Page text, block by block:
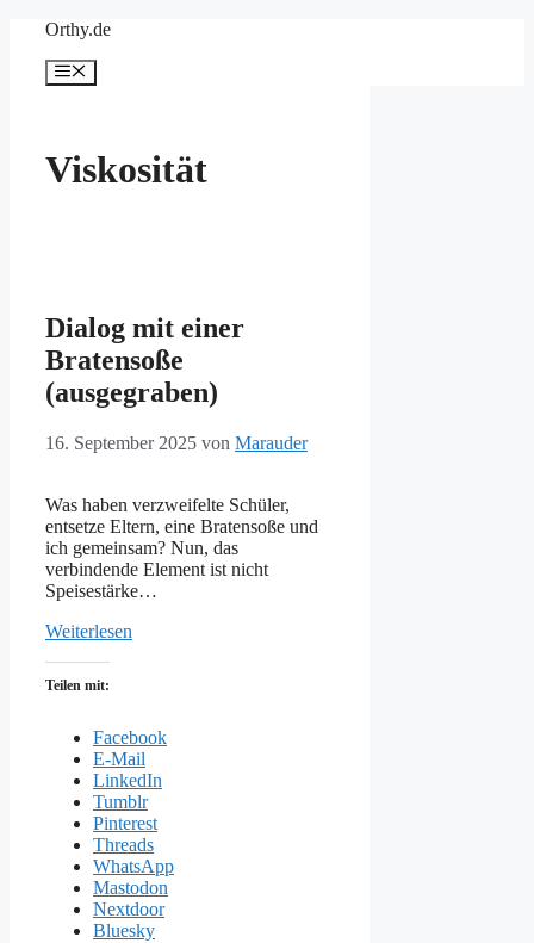
springen
Orthy.de
Menü
Viskosität
Dialog mit einer
Bratensoße
(ausgegraben)
16. September 2025 von Marauder
Was haben verzweifelte Schüler,
entsetze Eltern, eine Bratensoße und
ich gemeinsam? Nun, das
verbindende Element ist nicht
Speisestärke…
Weiterlesen
Teilen mit:
Facebook
E-Mail
LinkedIn
Tumblr
Pinterest
Threads
WhatsApp
Mastodon
Nextdoor
Bluesky